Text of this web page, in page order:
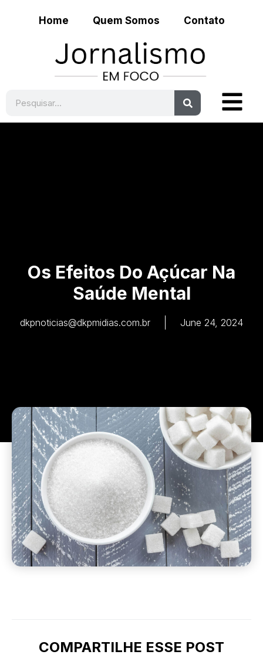
Home Quem Somos Contato
Os Efeitos Do Açúcar Na
Saúde Mental
dkpnoticias@dkpmidias.com.br June 24, 2024
COMPARTILHE ESSE POST